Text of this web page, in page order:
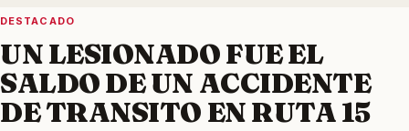
DESTACADO
UN LESIONADO FUE EL
SALDO DE UN ACCIDENTE
DE TRANSITO EN RUTA 15